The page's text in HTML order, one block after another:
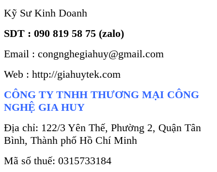
Kỹ Sư Kinh Doanh
SDT : 090 819 58 75 (zalo)
Email : congnghegiahuy@gmail.com
Web : http://giahuytek.com
CÔNG TY TNHH THƯƠNG MẠI CÔNG
NGHỆ GIA HUY
Địa chỉ: 122/3 Yên Thế, Phường 2, Quận Tân
Bình, Thành phố Hồ Chí Minh
Mã số thuế: 0315733184